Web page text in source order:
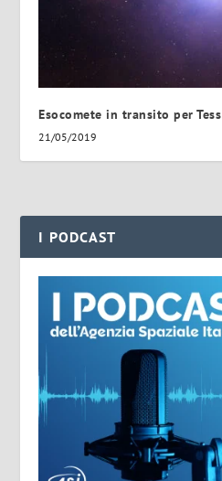
Esocomete in transito per Tess
21/05/2019
I PODCAST